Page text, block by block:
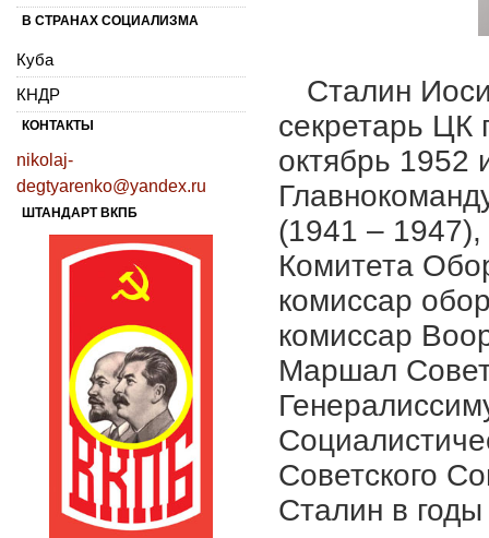
Сталин
секретарь ЦК
октябрь
(1941 – 1947),
Комитета
комиссар
комиссар
Маршал
Советского
Сталин в
В СТРАНАХ СОЦИАЛИЗМА
Куба
КНДР
КОНТАКТЫ
nikolaj-
degtyarenko@yandex.ru
ШТАНДАРТ ВКПБ